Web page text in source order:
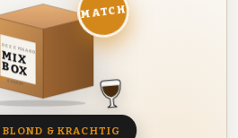
DEZE MAAND
MIX
BOX
8 BIEREN
MATCH
BLOND & KRACHTIG